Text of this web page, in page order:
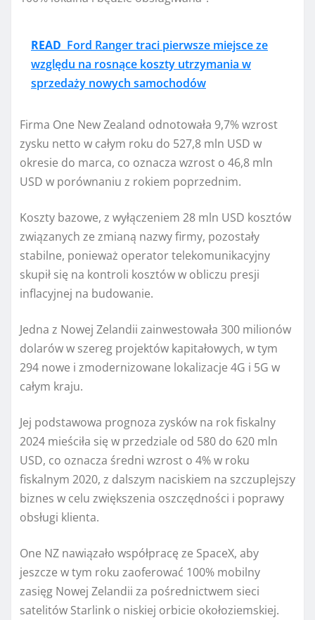
READ Ford Ranger traci pierwsze miejsce ze
względu na rosnące koszty utrzymania w
sprzedaży nowych samochodów
Firma One New Zealand odnotowała 9,7% wzrost
zysku netto w całym roku do 527,8 mln USD w
okresie do marca, co oznacza wzrost o 46,8 mln
USD w porównaniu z rokiem poprzednim.
Koszty bazowe, z wyłączeniem 28 mln USD kosztów
związanych ze zmianą nazwy firmy, pozostały
stabilne, ponieważ operator telekomunikacyjny
skupił się na kontroli kosztów w obliczu presji
inflacyjnej na budowanie.
Jedna z Nowej Zelandii zainwestowała 300 milionów
dolarów w szereg projektów kapitałowych, w tym
294 nowe i zmodernizowane lokalizacje 4G i 5G w
całym kraju.
Jej podstawowa prognoza zysków na rok fiskalny
2024 mieściła się w przedziale od 580 do 620 mln
USD, co oznacza średni wzrost o 4% w roku
fiskalnym 2020, z dalszym naciskiem na szczuplejszy
biznes w celu zwiększenia oszczędności i poprawy
obsługi klienta.
One NZ nawiązało współpracę ze SpaceX, aby
jeszcze w tym roku zaoferować 100% mobilny
zasięg Nowej Zelandii za pośrednictwem sieci
satelitów Starlink o niskiej orbicie okołoziemskiej.